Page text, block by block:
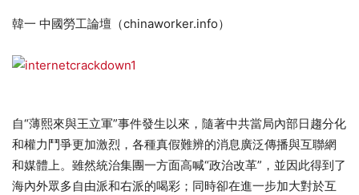
韓一 中國勞工論壇（chinaworker.info）
自“薄熙來與王立軍”事件發生以來，隨著中共當局內部日趨分化
和權力鬥爭更加激烈，各種真假難辨的消息廣泛傳播與互聯網
和媒體上。雖然統治集團一方面高喊“政治改革”，並因此得到了
海內外眾多自由派和右派的喝彩；同時卻在進一步加大對於互